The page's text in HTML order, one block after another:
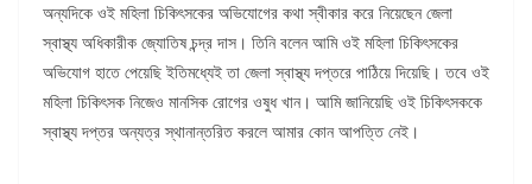
অন্যদিকে ওই মহিলা চিকিৎসকের অভিযোগের কথা স্বীকার করে নিয়েছেন জেলা
স্বাস্থ্য অধিকারীক জ্যোতিষ চন্দ্র দাস। তিনি বলেন আমি ওই মহিলা চিকিৎসকের
অভিযোগ হাতে পেয়েছি ইতিমধ্যেই তা জেলা স্বাস্থ্য দপ্তরে পাঠিয়ে দিয়েছি। তবে ওই
মহিলা চিকিৎসক নিজেও মানসিক রোগের ওষুধ খান। আমি জানিয়েছি ওই চিকিৎসককে
স্বাস্থ্য দপ্তর অন্যত্র স্থানান্তরিত করলে আমার কোন আপত্তি নেই।